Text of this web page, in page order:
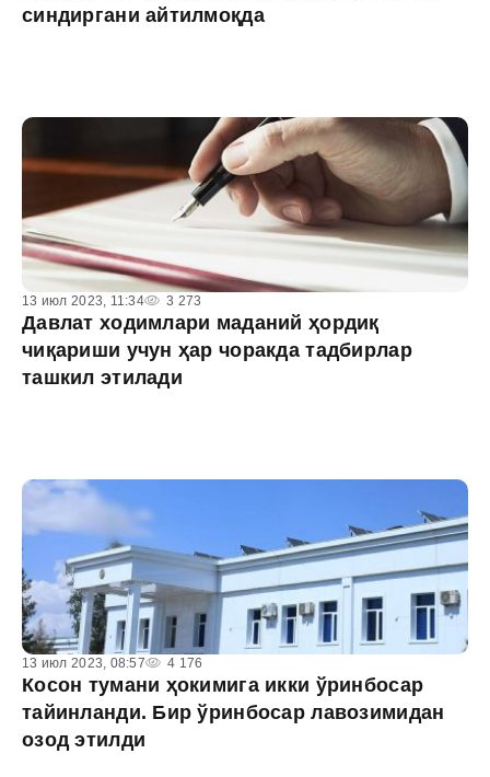
синдиргани айтилмоқда
13 июл 2023, 11:34 3 273
Давлат ходимлари маданий ҳордиқ
чиқариши учун ҳар чоракда тадбирлар
ташкил этилади
13 июл 2023, 08:57 4 176
Косон тумани ҳокимига икки ўринбосар
тайинланди. Бир ўринбосар лавозимидан
озод этилди